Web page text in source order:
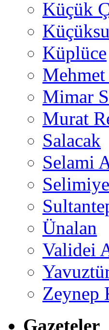
Küçük
Küçüksu
Küplüce
Mimar
Murat
Salacak
Selami
Selimiye
Ünalan
Validei
Zeynep
Gazeteler